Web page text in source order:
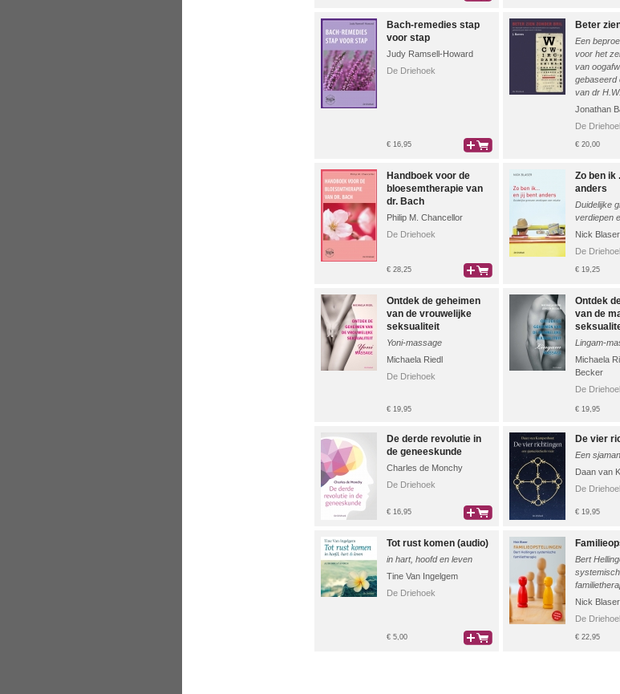
Bach-remedies stap
voor stap
Judy Ramsell-Howard
De Driehoek
€ 16,95
Beter
Een
voor het
van
gebaseerd
van dr
Jonathan
De
€ 20,00
Handboek voor de
bloesemtherapie van
dr. Bach
Philip M. Chancellor
De Driehoek
€ 28,25
Zo ben ik
anders
Duidelijke
verdiepen
Nick Blaser
De
€ 19,25
Ontdek de geheimen
van de vrouwelijke
seksualiteit
Yoni-massage
Michaela Riedl
De Driehoek
€ 19,95
Ontdek
van de
Lingam-
Michaela
Becker
De
€ 19,95
De derde revolutie in
de geneeskunde
Charles de Monchy
De Driehoek
€ 16,95
De vier
Een
Daan van
De
€ 19,95
Tot rust komen (audio)
in hart, hoofd en leven
Tine Van Ingelgem
De Driehoek
€ 5,00
Bert
Nick Blaser
De
€ 22,95